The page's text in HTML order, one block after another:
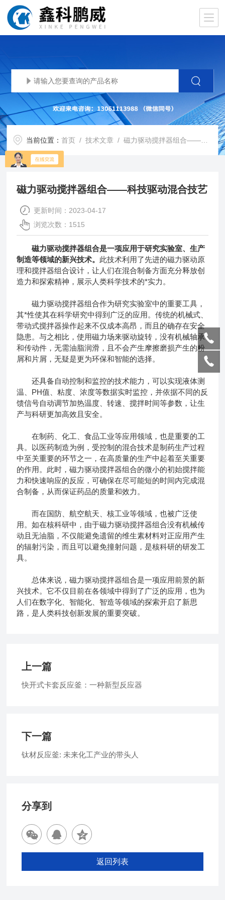
当前位置：首页 /技术文章 / 磁力驱动搅拌器组合——科技驱动混合技艺
磁力驱动搅拌器组合——科技驱动混合技艺
更新时间：2023-04-17
浏览次数：1515
磁力驱动搅拌器组合是一项应用于研究实验室、生产
制造等领域的新兴技术。 此技术利用了先进的磁力驱动原
理和搅拌器组合设计，让人们在混合制备方面充分释放创
造力和探索精神，展示人类科学技术的*实力。
磁力驱动搅拌器组合作为研究实验室中的重要工具，
其*性使其在科学研究中得到广泛的应用。传统的机械式、
带动式搅拌器操作起来不仅成本高昂，而且的确存在安全
隐患。与之相比，使用磁力场来驱动旋转，没有机械轴承
和传动件，无需油脂润滑，且不会产生摩擦磨损产生的粉
屑和片屑，无疑是更为环保和智能的选择。
还具备自动控制和监控的技术能力，可以实现液体测
温、PH值、粘度、浓度等数据实时监控，并依据不同的反
馈信号自动调节加热温度、转速、搅拌时间等参数，让生
产与科研更加高效且安全。
在制药、化工、食品工业等应用领域，也是重要的工
具。以医药制造为例，受控制的混合技术是制药生产过程
中至关重要的环节之一，在高质量的生产中起着至关重要
的作用。此时，磁力驱动搅拌器组合的微小的初始搅拌能
力和快速响应的反应，可确保在尽可能短的时间内完成混
合制备，从而保证药品的质量和效力。
而在国防、航空航天、核工业等领域，也被广泛使
用。如在核科研中，由于磁力驱动搅拌器组合没有机械传
动且无油脂，不仅能避免遗留的维生素材料对正应用产生
的辐射污染，而且可以避免撞射问题，是核科研的研发工
具。
总体来说，磁力驱动搅拌器组合是一项应用前景的新
兴技术。它不仅目前在各领域中得到了广泛的应用，也为
人们在数字化、智能化、智造等领域的探索开启了新思
路，是人类科技创新发展的重要突破。
上一篇
快开式卡套反应釜：一种新型反应器
下一篇
钛材反应釜: 未来化工产业的带头人
分享到
返回列表